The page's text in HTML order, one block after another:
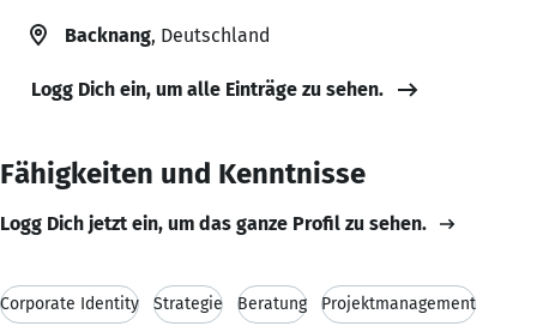
Backnang, Deutschland
Logg Dich ein, um alle Einträge zu sehen.
Fähigkeiten und Kenntnisse
Logg Dich jetzt ein, um das ganze Profil zu sehen.
Corporate Identity Strategie Beratung Projektmanagement